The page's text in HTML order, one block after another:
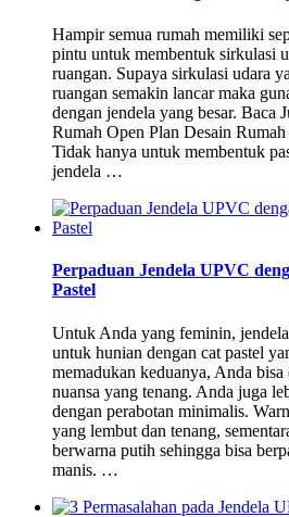
Hampir semua rumah memiliki
pintu untuk membentuk sirkulasi
ruangan. Supaya sirkulasi udara
ruangan semakin lancar maka
dengan jendela yang besar. Baca
Rumah Open Plan Desain
Tidak hanya untuk membentuk
jendela …
Perpaduan Jendela UPVC
Pastel
Untuk Anda yang feminin,
untuk hunian dengan cat pastel
memadukan keduanya, Anda bisa
nuansa yang tenang. Anda juga
dengan perabotan minimalis.
yang lembut dan tenang,
berwarna putih sehingga bisa
manis. …